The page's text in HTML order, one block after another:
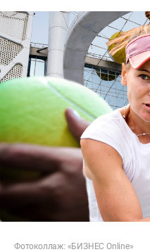
Фотоколлаж: «БИЗНЕС Online»